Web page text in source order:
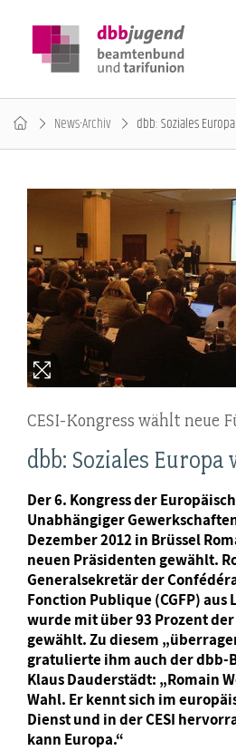
News-Archiv dbb: Soziales
CESI-Kongress wählt neue
dbb: Soziales
Der 6. Kongress der
Unabhängiger
Dezember 2012 in Brüssel
neuen Präsidenten gewählt.
Generalsekretär der
Fonction Publique (CGFP)
wurde mit über 93 Prozent
gewählt. Zu diesem
gratulierte ihm auch der dbb-
Klaus Dauderstädt: „Romain
Wahl. Er kennt sich im
Dienst und in der CESI
kann Europa.“